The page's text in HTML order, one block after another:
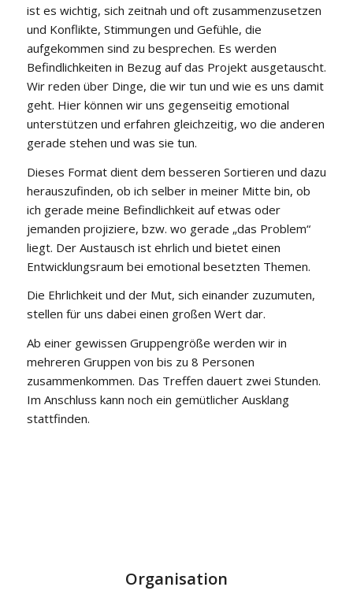
ist es wichtig, sich zeitnah und oft zusammenzusetzen
und Konflikte, Stimmungen und Gefühle, die
aufgekommen sind zu besprechen. Es werden
Befindlichkeiten in Bezug auf das Projekt ausgetauscht.
Wir reden über Dinge, die wir tun und wie es uns damit
geht. Hier können wir uns gegenseitig emotional
unterstützen und erfahren gleichzeitig, wo die anderen
gerade stehen und was sie tun.
Dieses Format dient dem besseren Sortieren und dazu
herauszufinden, ob ich selber in meiner Mitte bin, ob
ich gerade meine Befindlichkeit auf etwas oder
jemanden projiziere, bzw. wo gerade „das Problem“
liegt. Der Austausch ist ehrlich und bietet einen
Entwicklungsraum bei emotional besetzten Themen.
Die Ehrlichkeit und der Mut, sich einander zuzumuten,
stellen für uns dabei einen großen Wert dar.
Ab einer gewissen Gruppengröße werden wir in
mehreren Gruppen von bis zu 8 Personen
zusammenkommen. Das Treffen dauert zwei Stunden.
Im Anschluss kann noch ein gemütlicher Ausklang
stattfinden.
Organisation